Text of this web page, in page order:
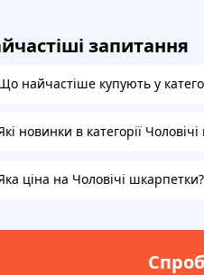
запитання
найчастіше купують у
новинки в категорії
ціна на Чоловічі шкарпетки?